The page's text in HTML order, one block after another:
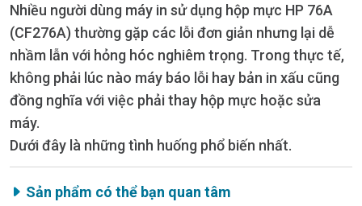
Nhiều người dùng máy in sử dụng hộp mực HP 76A
(CF276A) thường gặp các lỗi đơn giản nhưng lại dễ
nhầm lẫn với hỏng hóc nghiêm trọng. Trong thực tế,
không phải lúc nào máy báo lỗi hay bản in xấu cũng
đồng nghĩa với việc phải thay hộp mực hoặc sửa
máy.
Dưới đây là những tình huống phổ biến nhất.
Sản phẩm có thể bạn quan tâm